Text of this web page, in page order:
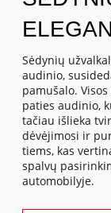
Sėdynių
audinio,
pamušalo.
paties audinio,
tačiau išlieka
dėvėjimosi ir
tiems, kas
spalvų
automobilyje.